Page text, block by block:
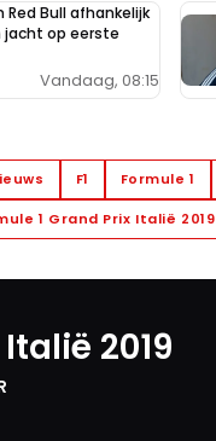
Bull afhankelijk
jacht op eerste
Vandaag, 08:15
F1 Formule 1
1 Grand Prix Italië 2019
2019